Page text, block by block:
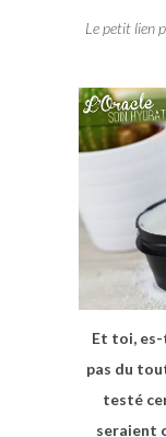
Le petit lien
Et toi,
pas du
testé
seraient